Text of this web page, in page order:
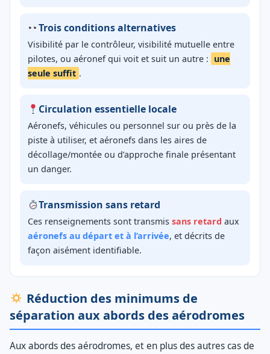
Trois conditions alternatives
Visibilité par le contrôleur, visibilité mutuelle entre
pilotes, ou aéronef qui voit et suit un autre : une
seule suffit .
Circulation essentielle locale
Aéronefs, véhicules ou personnel sur ou près de la
piste à utiliser, et aéronefs dans les aires de
décollage/montée ou d’approche finale présentant
un danger.
Transmission sans retard
Ces renseignements sont transmis sans retard aux
aéronefs au départ et à l’arrivée, et décrits de
façon aisément identifiable.
Réduction des minimums de
séparation aux abords des aérodromes
Aux abords des aérodromes, et en plus des autres cas de